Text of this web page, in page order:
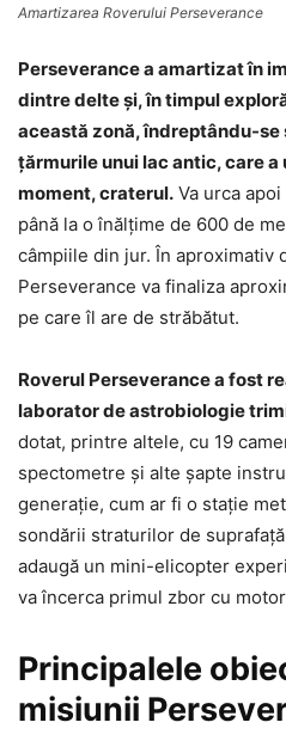
Amartizarea Roverului Perseverance
Perseverance a amartizat în
dintre delte şi, în timpul
această zonă, îndreptându-se
ţărmurile unui lac antic, care a
moment, craterul. Va urca
până la o înălţime de 600 de
câmpiile din jur. În aproximativ
Perseverance va finaliza
pe care îl are de străbătut.
Roverul Perseverance a fost
laborator de astrobiologie
dotat, printre altele, cu 19
spectometre şi alte şapte
generaţie, cum ar fi o staţie
sondării straturilor de
adaugă un mini-elicopter
va încerca primul zbor cu
Principalele
misiunii